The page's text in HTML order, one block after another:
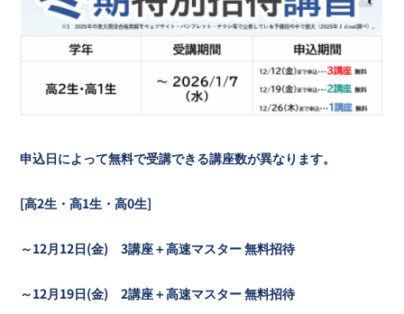
申込日によって無料で受講できる講座数が異なります。
[高2生・高1生・高0生]
～12月12日(金) 3講座＋高速マスター無料招待
～12月19日(金) 2講座＋高速マスター無料招待